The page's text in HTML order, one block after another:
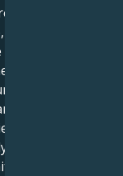
gehören
Women of the
produzierte und
trat in dem
hatte eine
Boston
in den
Millie